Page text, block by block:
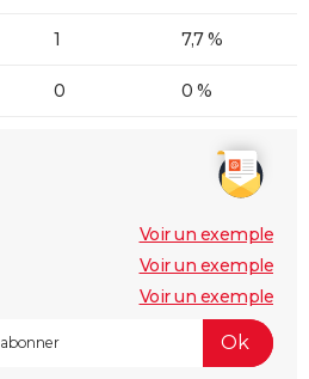
1 7,7 %
0 0 %
Voir un exemple
Voir un exemple
Voir un exemple